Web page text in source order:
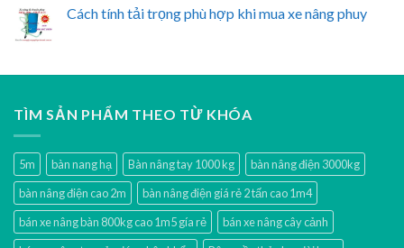
Cách tính tải trọng phù hợp khi mua xe nâng phuy
TÌM SẢN PHẨM THEO TỪ KHÓA
5m bàn nang hạ Bàn nâng tay 1000 kg
bàn nâng điện 3000kg
bàn nâng điện cao 2m
bàn nâng điện giá rẻ 2 tấn cao 1m4
bán xe nâng bàn 800kg cao 1m5 gía rẻ
bán xe nâng cây cảnh